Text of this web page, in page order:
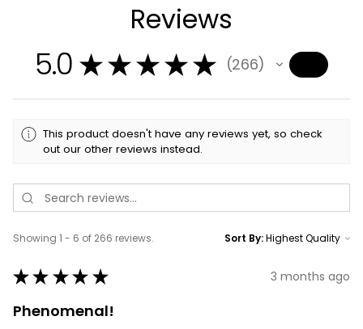
Reviews
5.0 ★ ★ ★ ★ ★ 266
266
This product doesn't have any reviews yet, so check
out our other reviews instead.
Showing 1 - 6 of 266 reviews. Sort By:
★ ★ ★ ★ ★ 3 months ago
Phenomenal!